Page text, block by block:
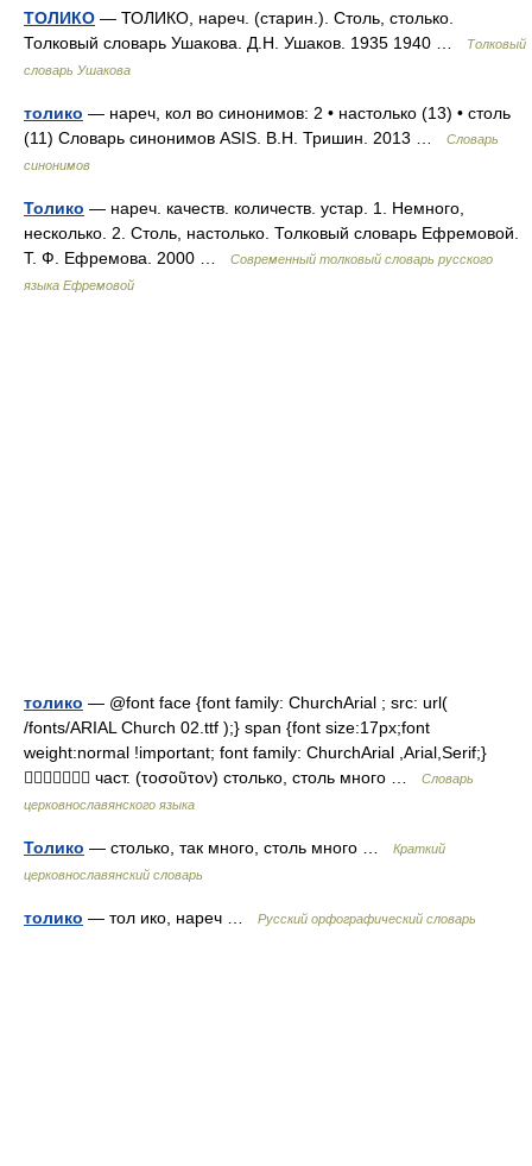
ТОЛИКО — ТОЛИКО, нареч. (старин.). Столь, столько.
Толковый словарь Ушакова. Д.Н. Ушаков. 1935 1940 …
Толковый
словарь Ушакова
толико — нареч, кол во синонимов: 2 • настолько (13) • столь
(11) Словарь синонимов ASIS. В.Н. Тришин. 2013 …
Словарь
синонимов
Толико — нареч. качеств. количеств. устар. 1. Немного,
несколько. 2. Столь, настолько. Толковый словарь Ефремовой.
Т. Ф. Ефремова. 2000 …
Современный толковый словарь русского
языка Ефремовой
толико — @font face {font family: ChurchArial ; src: url(
/fonts/ARIAL Church 02.ttf );} span {font size:17px;font
weight:normal !important; font family: ChurchArial ,Arial,Serif;}
 част. (τοσοῦτον) столько, столь много …
Словарь
церковнославянского языка
Толико — столько, так много, столь много …
Краткий
церковнославянский словарь
толико — тол ико, нареч … Русский орфографический словарь